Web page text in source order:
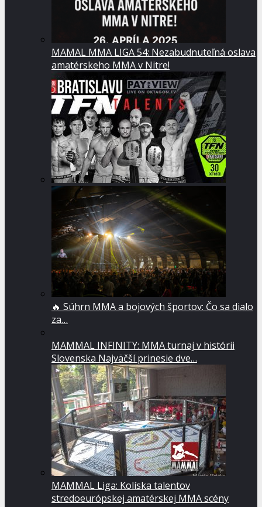
MAMAL MMA LIGA 54: Nezabudnuteľná oslava
amatérskeho MMA v Nitre!
🔥 Súhrn MMA a bojových športov: Čo sa dialo
za…
MAMMAL INFINITY: MMA turnaj v histórii
Slovenska Najväčší prinesie dve…
MAMMAL Liga: Kolíska talentov
stredoeurópskej amatérskej MMA scény